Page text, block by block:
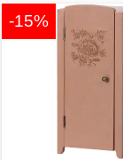
-15%